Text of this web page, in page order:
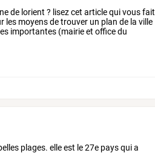
de lorient ? lisez cet article qui vous fait
les moyens de trouver un plan de la ville
importantes (mairie et office du
plages. elleest le27e paysquia